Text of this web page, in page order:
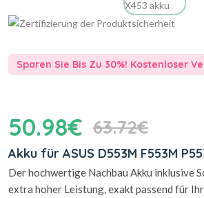
Sparen Sie Bis Zu 30%! Kostenloser
50.98€ 63.72€
Akku für ASUS D553M F553M
Der hochwertige Nachbau Akku inklusive
extra hoher Leistung, exakt passend für